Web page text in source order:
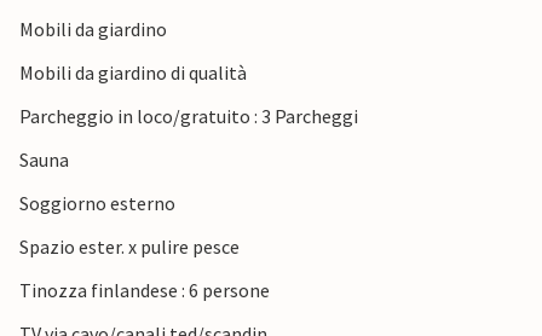
Mobili da giardino
Mobili da giardino di qualità
Parcheggio in loco/gratuito : 3 Parcheggi
Sauna
Soggiorno esterno
Spazio ester. x pulire pesce
Tinozza finlandese : 6 persone